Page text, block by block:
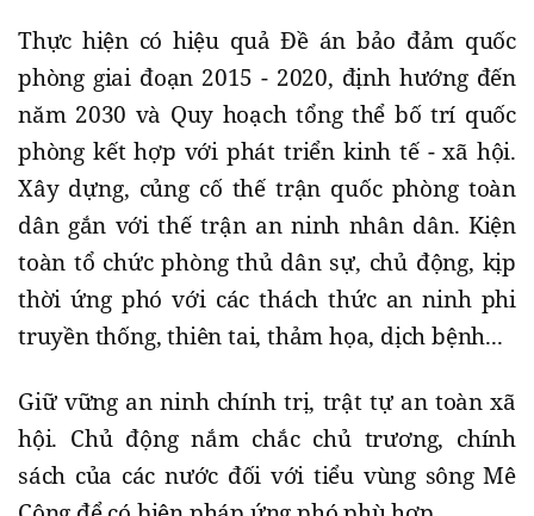
Thực hiện có hiệu quả Đề án bảo đảm quốc
phòng giai đoạn 2015 - 2020, định hướng đến
năm 2030 và Quy hoạch tổng thể bố trí quốc
phòng kết hợp với phát triển kinh tế - xã hội.
Xây dựng, củng cố thế trận quốc phòng toàn
dân gắn với thế trận an ninh nhân dân. Kiện
toàn tổ chức phòng thủ dân sự, chủ động, kịp
thời ứng phó với các thách thức an ninh phi
truyền thống, thiên tai, thảm họa, dịch bệnh...
Giữ vững an ninh chính trị, trật tự an toàn xã
hội. Chủ động nắm chắc chủ trương, chính
sách của các nước đối với tiểu vùng sông Mê